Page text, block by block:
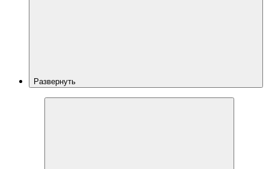
Развернуть